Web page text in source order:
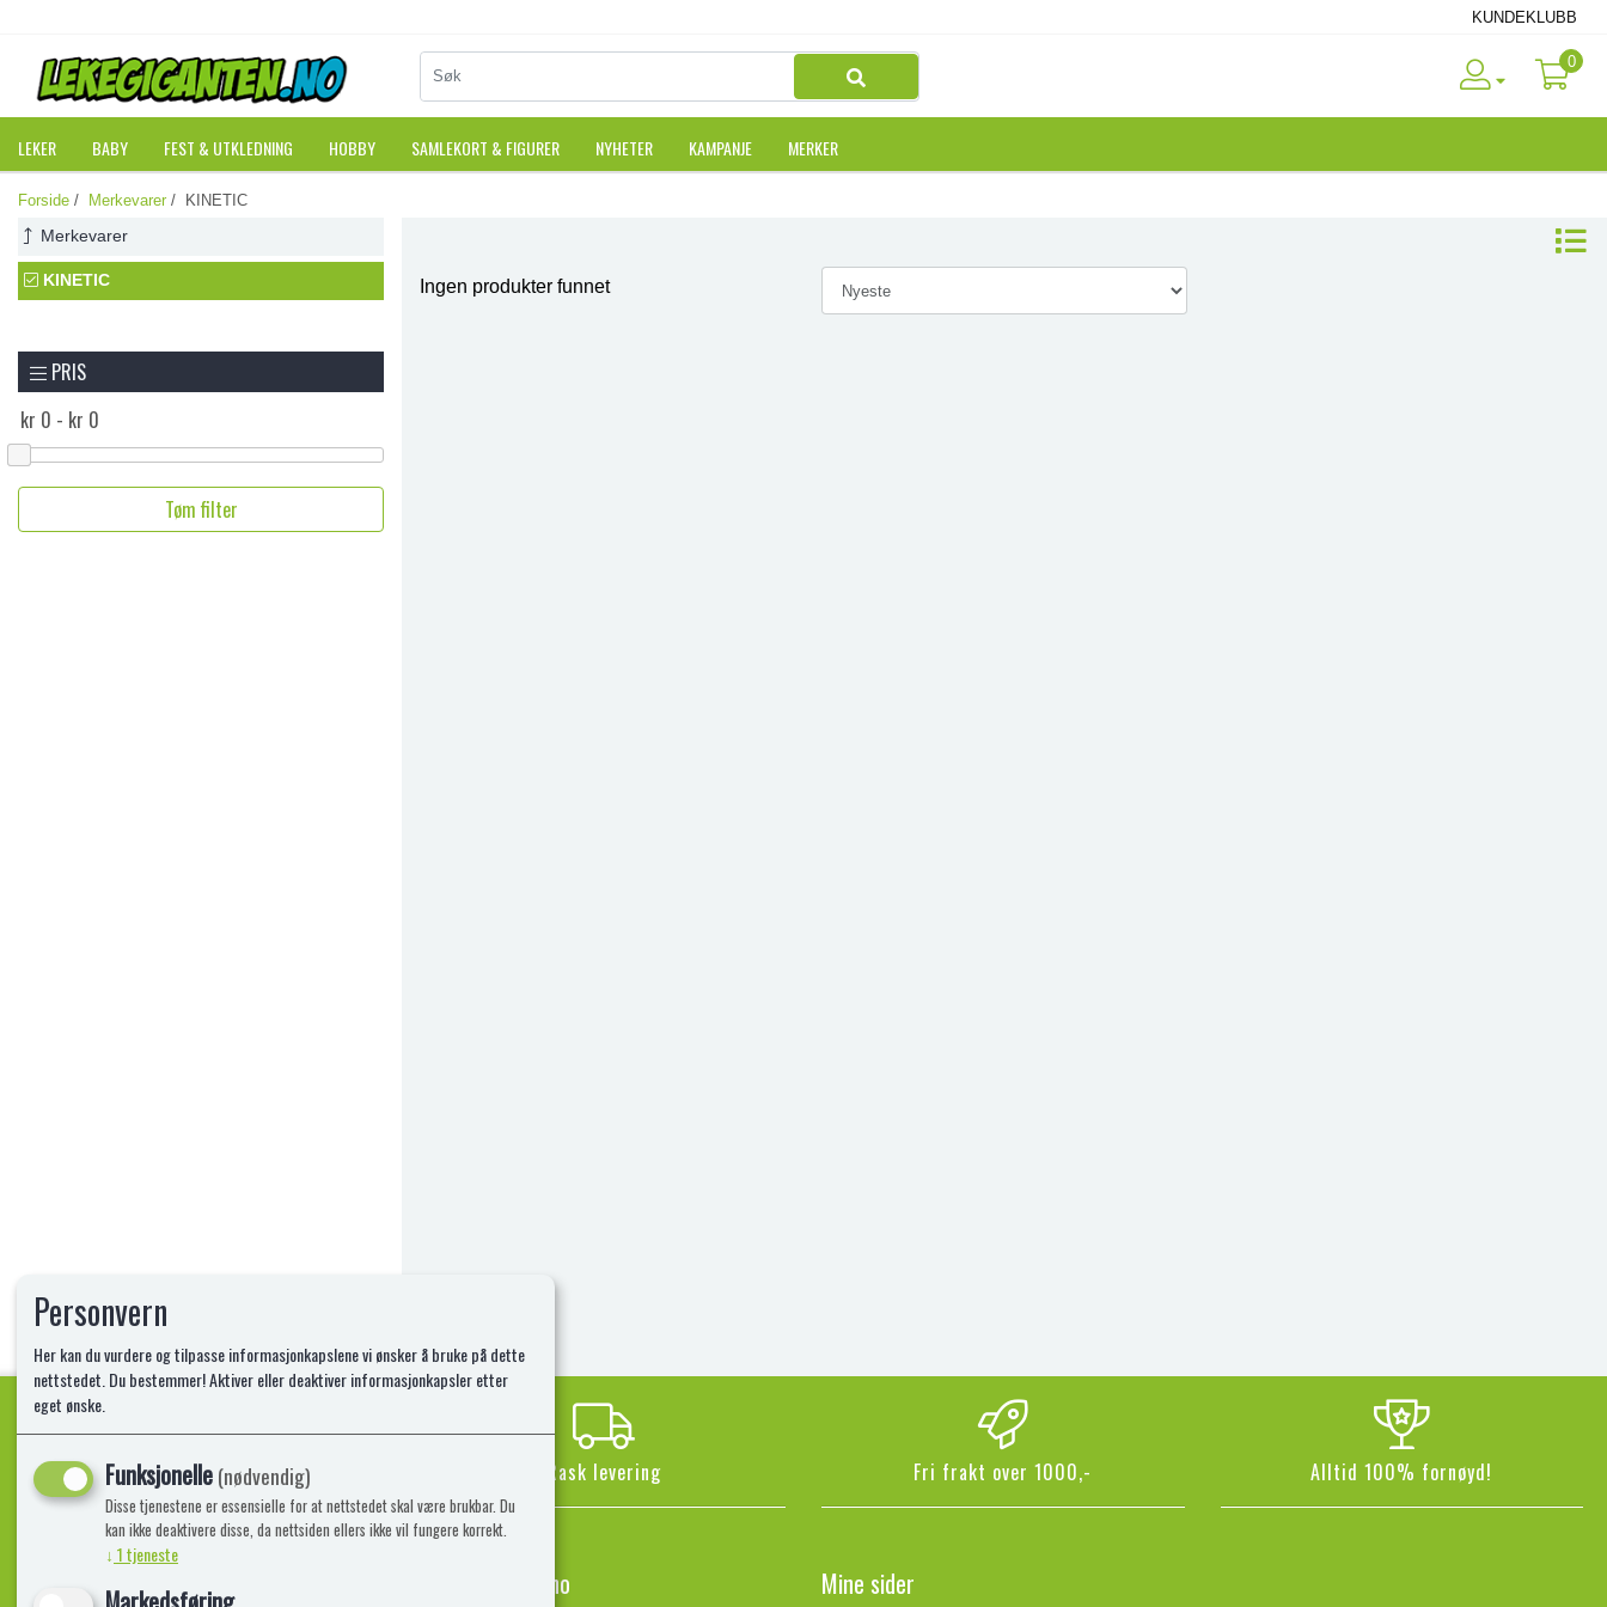
KUNDEKLUBB
0
LEKER BABY FEST & UTKLEDNING HOBBY SAMLEKORT & FIGURER NYHETER KAMPANJE MERKER
Forside / Merkevarer / KINETIC
Merkevarer
KINETIC
PRIS
Tøm filter
Ingen produkter funnet
Kvalitetsprodukter! Rask levering Fri frakt over 1000,- Alltid 100% fornøyd!
Informasjon Lekegiganten.no Mine sider
Personvern
Her kan du vurdere og tilpasse informasjonkapslene vi ønsker å bruke på dette
nettstedet. Du bestemmer! Aktiver eller deaktiver informasjonkapsler etter
eget ønske.
Funksjonelle(nødvendig)
Disse tjenestene er essensielle for at nettstedet skal være brukbar. Du
kan ikke deaktivere disse, da nettsiden ellers ikke vil fungere korrekt.
↓ 1tjeneste